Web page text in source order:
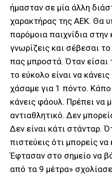
ήμασταν σε μία άλλη
χαρακτήρας της ΑΕΚ. Θα
παρόμοια παιχνίδια
γνωρίζεις και σέβεσαι
πας μπροστά. Όταν είσαι
το εύκολο είναι να
χάσαμε για 1 πόντο.
κάνεις φάουλ. Πρέπει να
αντιαθλητικό. Δεν
Δεν είναι κάτι στάνταρ.
πιστεύεις ότι μπορείς
Έφτασαν στο σημείο να
από τα 9 μέτρα»